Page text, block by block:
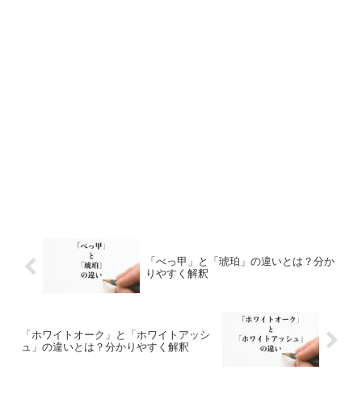
「べっ甲」と「琥珀」の違いとは？分か
りやすく解釈
「ホワイトオーク」と「ホワイトアッシ
ュ」の違いとは？分かりやすく解釈